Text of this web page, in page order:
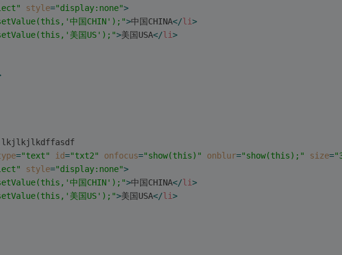
style="display:none">
中国CHIN');">中国CHINA</li>
美国US');">美国USA</li>
="text" id="txt2" onfocus="show(this)" onblur="show(this);" size=
style="display:none">
中国CHIN');">中国CHINA</li>
美国US');">美国USA</li>